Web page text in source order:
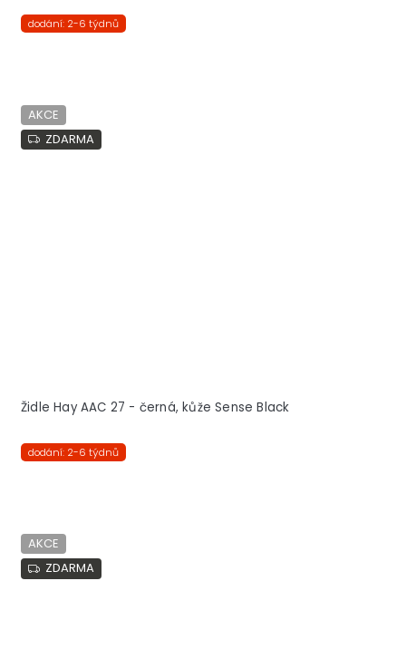
dodání: 2-6 týdnů
AKCE
ZDARMA
Židle Hay AAC 27 - černá, kůže Sense Black
dodání: 2-6 týdnů
AKCE
ZDARMA